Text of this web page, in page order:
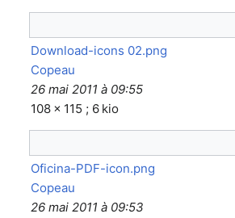
Download-icons 02.png
Copeau
26 mai 2011 à 09:55
108 × 115 ; 6 kio
Oficina-PDF-icon.png
Copeau
26 mai 2011 à 09:53